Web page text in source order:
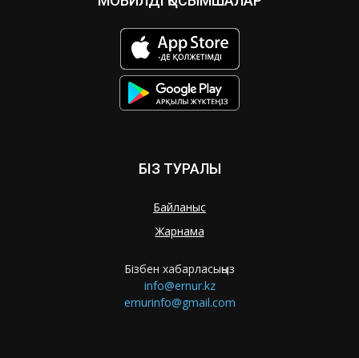
БІЗ ТУРАЛЫ
Байланыс
Жарнама
Бізбен хабарласыңыз
info@ernur.kz
ernurinfo@gmail.com